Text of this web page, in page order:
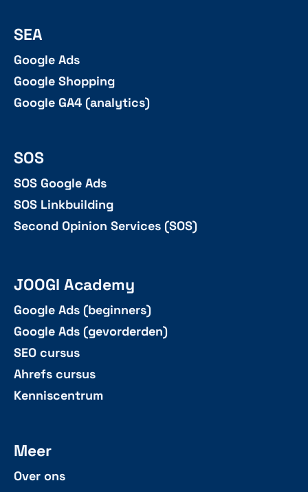
SEA
Google Ads
Google Shopping
Google GA4 (analytics)
SOS
SOS Google Ads
SOS Linkbuilding
Second Opinion Services (SOS)
JOOGI Academy
Google Ads (beginners)
Google Ads (gevorderden)
SEO cursus
Ahrefs cursus
Kenniscentrum
Meer
Over ons